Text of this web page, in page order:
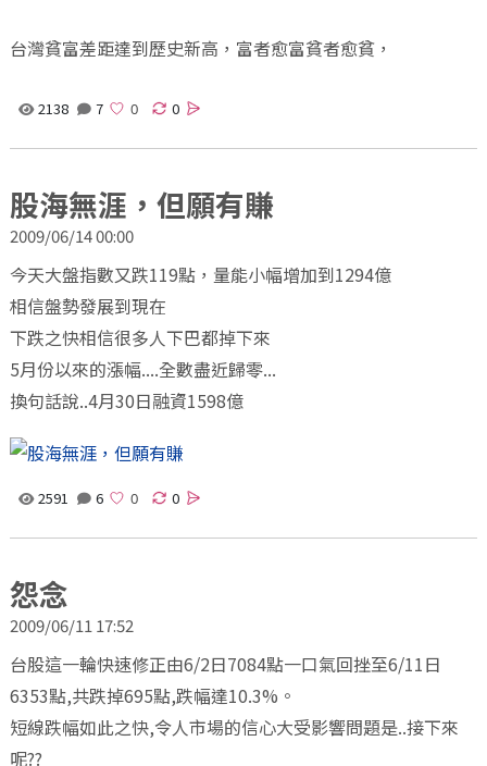
台灣貧富差距達到歷史新高，富者愈富貧者愈貧，
2138 7 0
股海無涯，但願有賺
2009/06/14 00:00
今天大盤指數又跌119點，量能小幅增加到1294億
相信盤勢發展到現在
下跌之快相信很多人下巴都掉下來
5月份以來的漲幅....全數盡近歸零...
換句話說..4月30日融資1598億
2591 6 0
怨念
2009/06/11 17:52
台股這一輪快速修正由6/2日7084點一口氣回挫至6/11日
6353點,共跌掉695點,跌幅達10.3%。
短線跌幅如此之快,令人市場的信心大受影響問題是..接下來
呢??